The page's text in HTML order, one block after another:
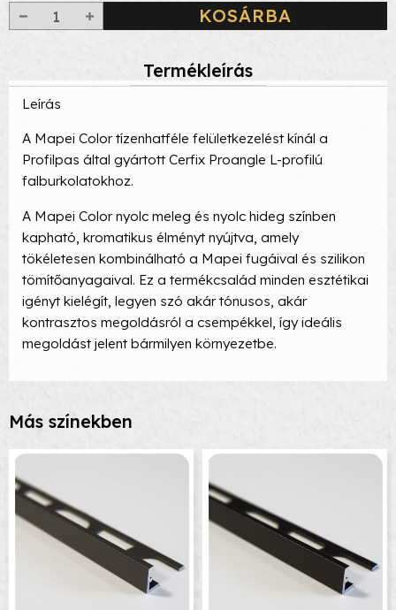
KOSÁRBA
Termékleírás
Leírás
A Mapei Color tízenhatféle felületkezelést kínál a
Profilpas által gyártott Cerfix Proangle L-profilú
falburkolatokhoz.
A Mapei Color nyolc meleg és nyolc hideg színben
kapható, kromatikus élményt nyújtva, amely
tökéletesen kombinálható a Mapei fugáival és szilikon
tömítőanyagaival. Ez a termékcsalád minden esztétikai
igényt kielégít, legyen szó akár tónusos, akár
kontrasztos megoldásról a csempékkel, így ideális
megoldást jelent bármilyen környezetbe.
Más színekben